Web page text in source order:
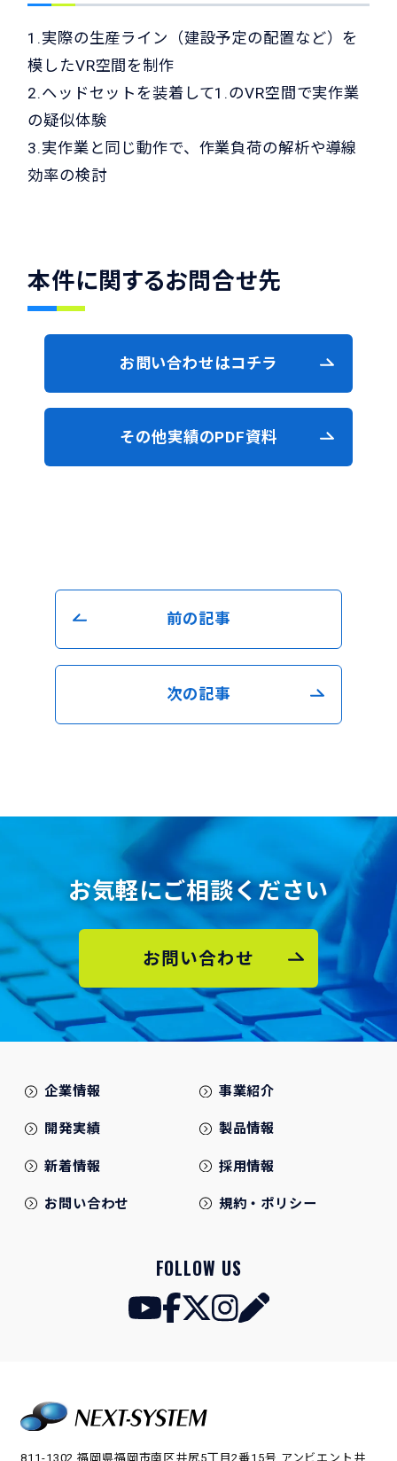
1.実際の生産ライン（建設予定の配置など）を
模したVR空間を制作
2.ヘッドセットを装着して1.のVR空間で実作業
の疑似体験
3.実作業と同じ動作で、作業負荷の解析や導線
効率の検討
本件に関するお問合せ先
お問い合わせはコチラ
その他実績のPDF資料
前の記事
次の記事
お気軽にご相談ください
お問い合わせ
企業情報 事業紹介
開発実績 製品情報
新着情報 採用情報
お問い合わせ 規約・ポリシー
FOLLOW US
811-1302 福岡県福岡市南区井尻5丁目2番15号 アンビエント井